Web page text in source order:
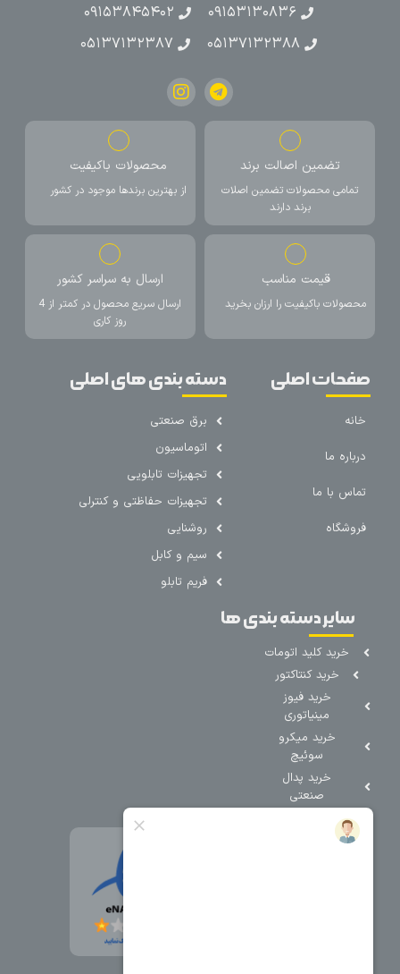
۰۹۱۵۳۱۳۰۸۳۶
۰۹۱۵۳۸۴۵۴۰۲
۰۵۱۳۷۱۳۲۳۸۸
۰۵۱۳۷۱۳۲۳۸۷
تضمین اصالت برند
تمامی محصولات تضمین اصلات
برند دارند
محصولات باکیفیت
از بهترین برندها موجود در کشور
قیمت مناسب
محصولات باکیفیت را ارزان بخرید
ارسال به سراسر کشور
ارسال سریع محصول در کمتر از 4
روز کاری
صفحات اصلی
خانه
درباره ما
تماس با ما
فروشگاه
دسته بندی های اصلی
برق صنعتی
اتوماسیون
تجهیزات تابلویی
تجهیزات حفاظتی و کنترلی
روشنایی
سیم و کابل
فریم تابلو
سایر دسته بندی ها
خرید کلید اتومات
خرید کنتاکتور
خرید فیوز
مینیاتوری
خرید میکرو
سوئیچ
خرید پدال
صنعتی